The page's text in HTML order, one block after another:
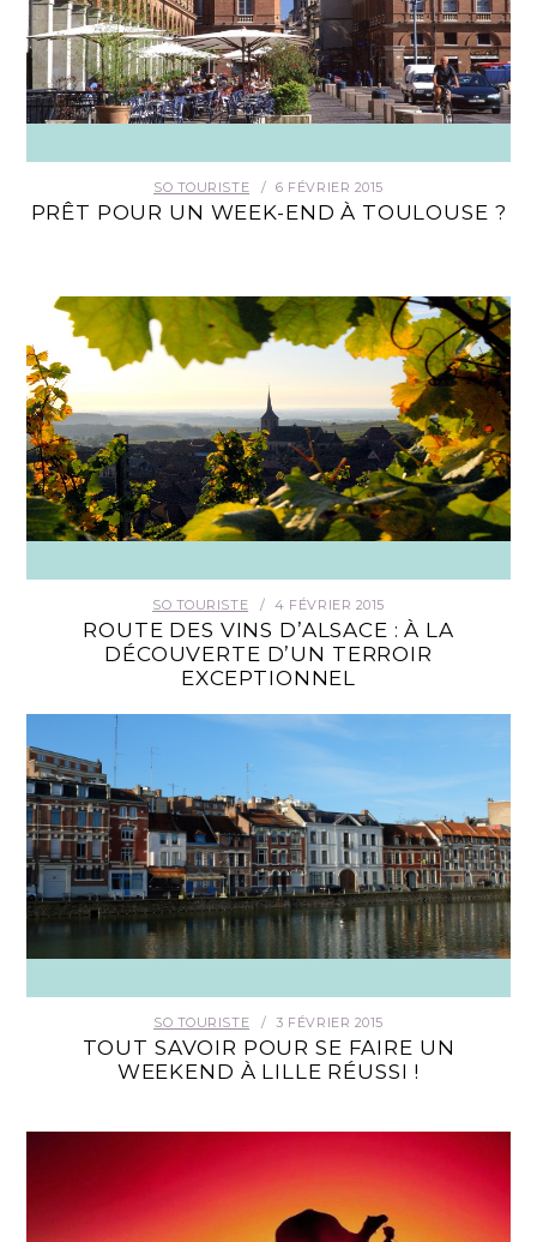
SO TOURISTE 6 FÉVRIER 2015
PRÊT POUR UN WEEK-END À TOULOUSE ?
SO TOURISTE 4 FÉVRIER 2015
ROUTE DES VINS D’ALSACE : À LA
DÉCOUVERTE D’UN TERROIR
EXCEPTIONNEL
SO TOURISTE 3 FÉVRIER 2015
TOUT SAVOIR POUR SE FAIRE UN
WEEKEND À LILLE RÉUSSI !